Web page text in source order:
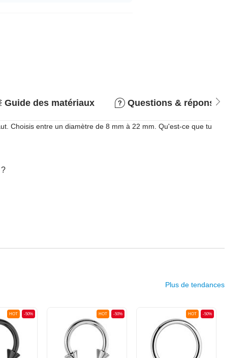
Guide des matériaux Questions & réponses
Choisis entre un diamètre de 8 mm à 22 mm. Qu'est-ce que tu
Plus de tendances
-50%
HOT -50%
HOT -50%
HOT